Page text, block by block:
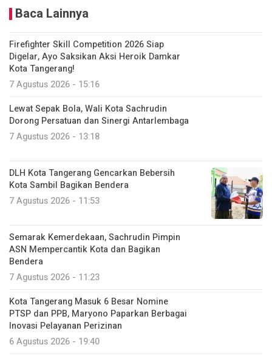
Baca Lainnya
Firefighter Skill Competition 2026 Siap
Digelar, Ayo Saksikan Aksi Heroik Damkar
Kota Tangerang!
7 Agustus 2026 - 15:16
Lewat Sepak Bola, Wali Kota Sachrudin
Dorong Persatuan dan Sinergi Antarlembaga
7 Agustus 2026 - 13:18
DLH Kota Tangerang Gencarkan Bebersih
Kota Sambil Bagikan Bendera
7 Agustus 2026 - 11:53
Semarak Kemerdekaan, Sachrudin Pimpin
ASN Mempercantik Kota dan Bagikan
Bendera
7 Agustus 2026 - 11:23
Kota Tangerang Masuk 6 Besar Nomine
PTSP dan PPB, Maryono Paparkan Berbagai
Inovasi Pelayanan Perizinan
6 Agustus 2026 - 19:40